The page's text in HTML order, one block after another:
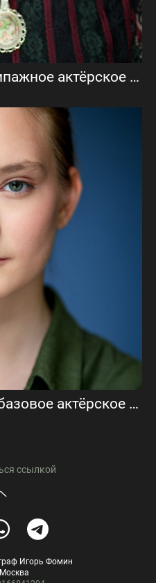
Ирина Бодянская (типажное актёрское портфолио)
Вероника Неменко (базовое актёрское портфолио)
ссылкой
Игорь Фомин